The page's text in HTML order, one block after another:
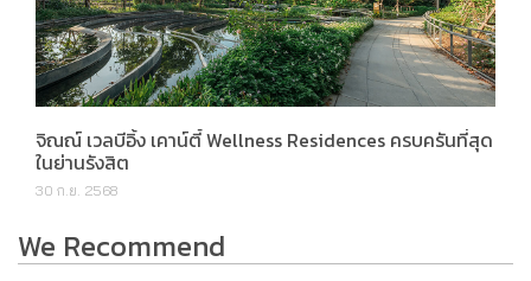
จิณณ์ เวลบีอิ้ง เคาน์ตี้ Wellness Residences ครบครันที่สุด
ในย่านรังสิต
30 ก.ย. 2568
We Recommend